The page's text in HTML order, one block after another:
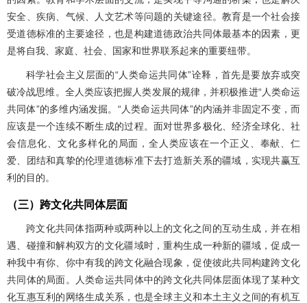
安全、疾病、气候、人文艺术等问题的关键途径。教育是一个社会接
受道德标准的主要途径，也是构建道德政治共同体最基本的因素，更
是将自我、家庭、社会、国家和世界联系起来的重要纽带。
科学社会主义层面的“人类命运共同体”诠释，首先是要放弃或突
破冷战思维。全人类应该把握人类发展的规律，并积极推进“人类命运
共同体”的多维内涵发掘。“人类命运共同体”的内涵并非固定不变，而
应该是一个连续不断生成的过程。面对世界多极化、经济全球化、社
会信息化、文化多样化的局面，全人类应该在一个正义、奉献、仁
爱、团结和真挚的伦理道德标准下去打造新关系的疆域，实现共赢互
利的目的。
（三）跨文化共同体层面
跨文化共同体指两种或两种以上的文化之间的互动生成，并在相
遇、碰撞和解构双方的文化疆域时，重构生成一种新的疆域，促成一
种我中有你、你中有我的跨文化融合现象，促使彼此共同构建跨文化
共同体的局面。人类命运共同体中的跨文化共同体层面体现了某种文
化互惠互利的网络生成关系，也是全球主义和本土主义之间的有机互